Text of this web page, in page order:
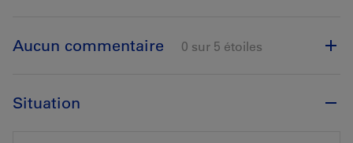
Aucun commentaire 0 sur 5 étoiles
Situation